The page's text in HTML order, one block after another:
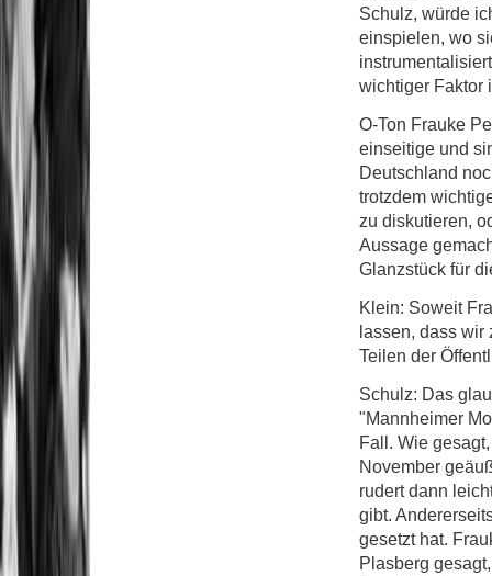
Schulz, würde
einspielen, wo
wichtiger Faktor
O-Ton Frauke
einseitige und
Deutschland
trotzdem
zu diskutieren,
Aussage
Glanzstück für
Klein: Soweit
lassen, dass wir
Teilen der
Schulz: Das
"Mannheimer
Fall. Wie
November
rudert dann
gibt.
gesetzt hat.
Plasberg